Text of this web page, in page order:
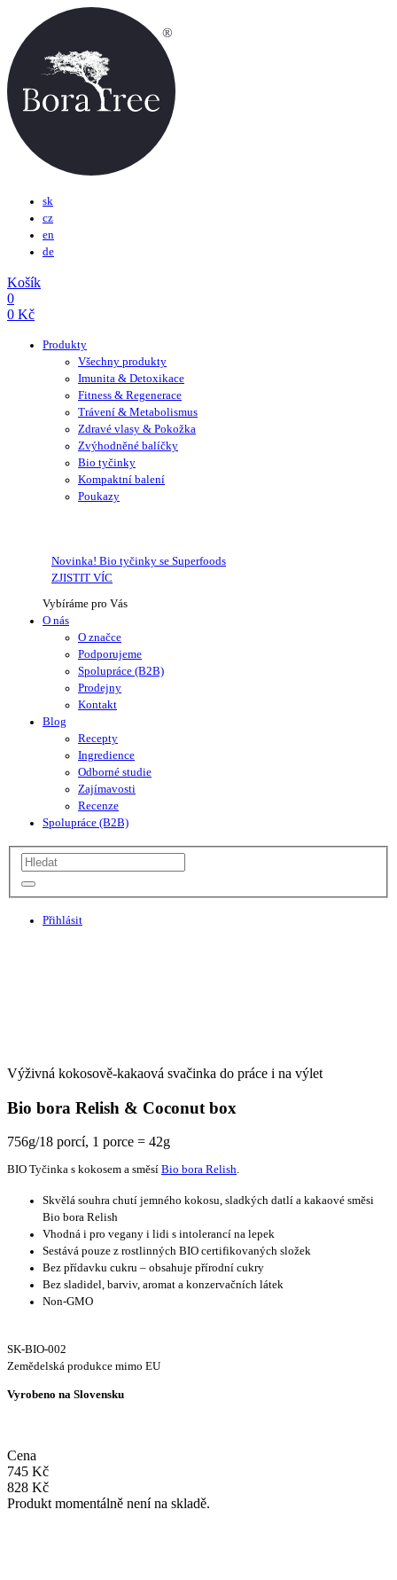
sk
cz
en
de
Košík
0
0 Kč
Produkty
Všechny produkty
Imunita & Detoxikace
Fitness & Regenerace
Trávení & Metabolismus
Zdravé vlasy & Pokožka
Zvýhodněné balíčky
Bio tyčinky
Kompaktní balení
Poukazy
Novinka! Bio tyčinky se Superfoods
ZJISTIT VÍC
Vybíráme pro Vás
O nás
O značce
Podporujeme
Spolupráce (B2B)
Prodejny
Kontakt
Blog
Recepty
Ingredience
Odborné studie
Zajímavosti
Recenze
Spolupráce (B2B)
Přihlásit
Výživná kokosově-kakaová svačinka do práce i na výlet
Bio bora Relish & Coconut box
756g/18 porcí, 1 porce = 42g
BIO Tyčinka s kokosem a směsí Bio bora Relish.
Skvělá souhra chutí jemného kokosu, sladkých datlí a kakaové směsi
Bio bora Relish
Vhodná i pro vegany i lidi s intolerancí na lepek
Sestává pouze z rostlinných BIO certifikovaných složek
Bez přídavku cukru – obsahuje přírodní cukry
Bez sladidel, barviv, aromat a konzervačních látek
Non-GMO
SK-BIO-002
Zemědelská produkce mimo EU
Vyrobeno na Slovensku
Cena
745 Kč
828 Kč
Produkt momentálně není na skladě.